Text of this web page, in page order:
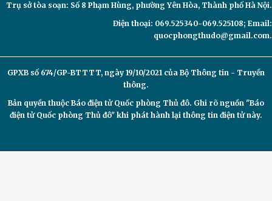
Trụ sở tòa soạn: Số 8 Phạm Hùng, phường Yên Hòa, Thành phố Hà Nội.
Điện thoại: 069.525340-069.525108; Email:
quocphongthudo@gmail.com.
GPXB số 674/GP-BTTTT, ngày 19/10/2021 của Bộ Thông tin - Truyền
thông.
Bản quyền thuộc Báo điện tửQuốc phòng Thủ đô. Ghi rõ nguồn "Báo
điện tử Quốc phòng Thủ đô" khi phát hành lại thông tin điện tử này.